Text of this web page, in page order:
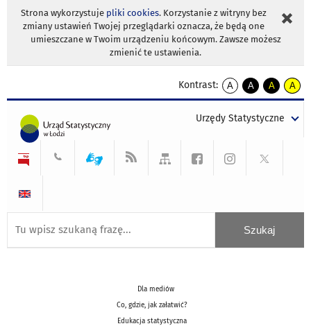
Strona wykorzystuje pliki cookies. Korzystanie z witryny bez
zmiany ustawień Twojej przeglądarki oznacza, że będą one
umieszczane w Twoim urządzeniu końcowym. Zawsze możesz
zmienić te ustawienia.
Kontrast:
A
kontrast
A
kontrast
tekst
czarnym
A
kontrast
tekst
czarnym
A
tekst
żółtym
Urzędy Statystyczne
Dla mediów
Co, gdzie, jak załatwić?
Edukacja statystyczna